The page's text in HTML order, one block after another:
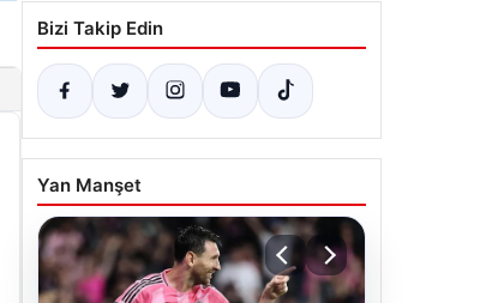
Bizi Takip Edin
Yan Manşet